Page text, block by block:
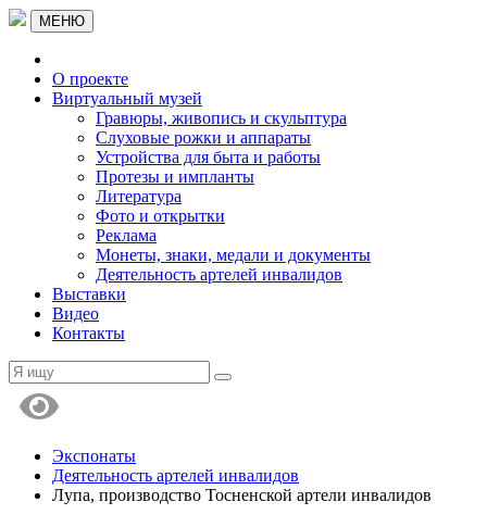
МЕНЮ
О проекте
Виртуальный музей
Гравюры, живопись и скульптура
Слуховые рожки и аппараты
Устройства для быта и работы
Протезы и импланты
Литература
Фото и открытки
Реклама
Монеты, знаки, медали и документы
Деятельность артелей инвалидов
Выставки
Видео
Контакты
Экспонаты
Деятельность артелей инвалидов
Лупа, производство Тосненской артели инвалидов